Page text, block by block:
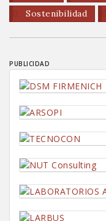
Sostenibilidad
PUBLICIDAD